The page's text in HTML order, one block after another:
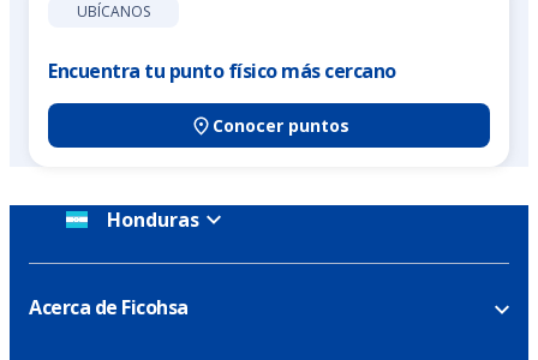
UBÍCANOS
Encuentra tu punto físico más cercano
Conocer puntos
Honduras
Acerca de Ficohsa